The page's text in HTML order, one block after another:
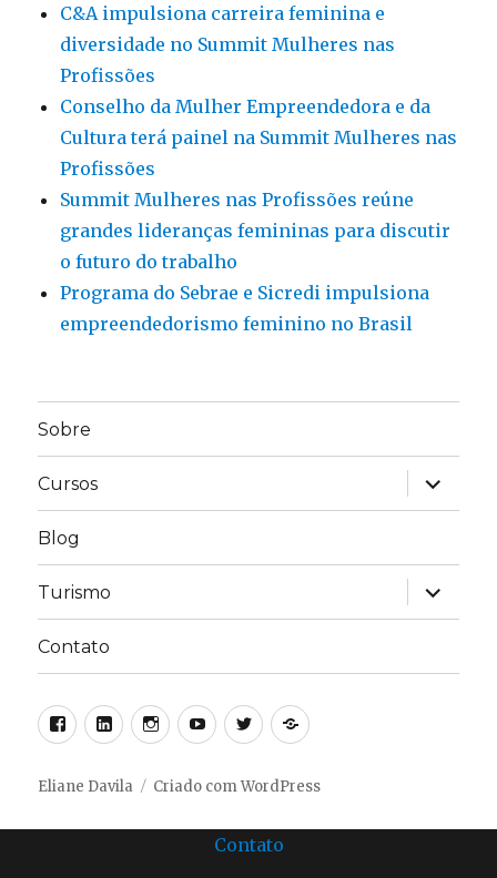
C&A impulsiona carreira feminina e
diversidade no Summit Mulheres nas
Profissões
Conselho da Mulher Empreendedora e da
Cultura terá painel na Summit Mulheres nas
Profissões
Summit Mulheres nas Profissões reúne
grandes lideranças femininas para discutir
o futuro do trabalho
Programa do Sebrae e Sicredi impulsiona
empreendedorismo feminino no Brasil
Sobre
Cursos
expandir
Blog
Turismo
expandir
Contato
FacebookLinkedinInstagram
YoutubeTwitterLinktree
Eliane Davila Criado com WordPress
Contato